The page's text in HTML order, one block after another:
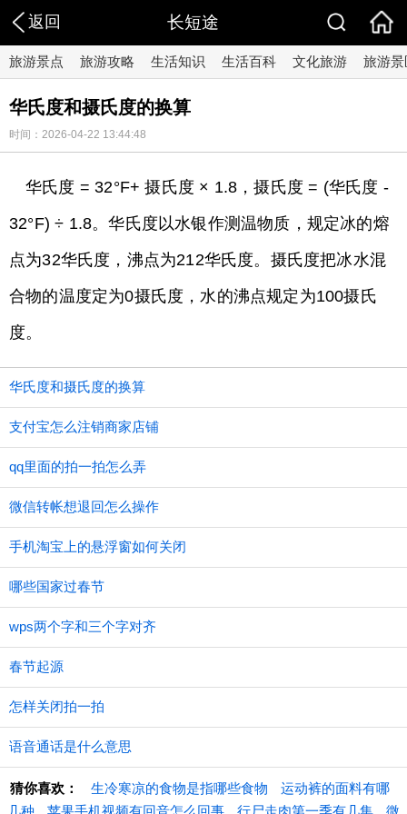
返回 长短途
旅游景点 旅游攻略 生活知识 生活百科 文化旅游 旅游景
华氏度和摄氏度的换算
时间：2026-04-22 13:44:48
华氏度 = 32°F+ 摄氏度 × 1.8，摄氏度 = (华氏度 -
32°F) ÷ 1.8。华氏度以水银作测温物质，规定冰的熔
点为32华氏度，沸点为212华氏度。摄氏度把冰水混
合物的温度定为0摄氏度，水的沸点规定为100摄氏
度。
华氏度和摄氏度的换算
支付宝怎么注销商家店铺
qq里面的拍一拍怎么弄
微信转帐想退回怎么操作
手机淘宝上的悬浮窗如何关闭
哪些国家过春节
wps两个字和三个字对齐
春节起源
怎样关闭拍一拍
语音通话是什么意思
猜你喜欢： 生冷寒凉的食物是指哪些食物
运动裤的面料有哪
几种
苹果手机视频有回音怎么回事 行尸走肉第一季有几集 微